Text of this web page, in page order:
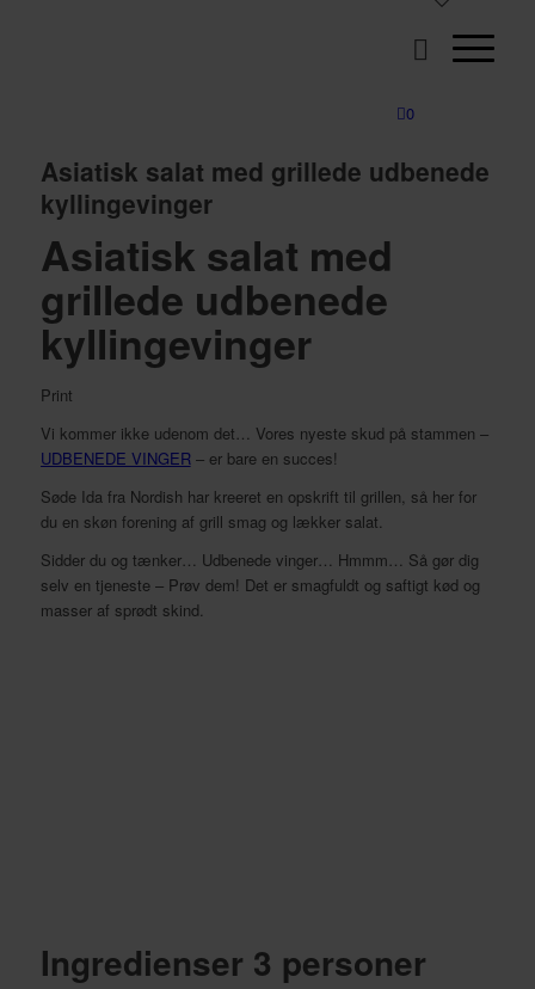
0
Asiatisk salat med grillede udbenede
kyllingevinger
Asiatisk salat med
grillede udbenede
kyllingevinger
Print
Vi kommer ikke udenom det… Vores nyeste skud på stammen –
UDBENEDE VINGER– er bare en succes!
Søde Ida fra Nordish har kreeret en opskrift til grillen, så her for
du en skøn forening af grill smag og lækker salat.
Sidder du og tænker… Udbenede vinger… Hmmm… Så gør dig
selv en tjeneste – Prøv dem! Det er smagfuldt og saftigt kød og
masser af sprødt skind.
Ingredienser 3 personer